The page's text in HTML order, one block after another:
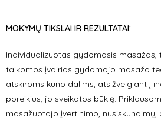
MOKYMŲ TIKSLAI IR REZULTATAI:
Individualizuotas gydomasis masažas,
taikomos įvairios gydomojo masažo
atskiroms kūno dalims, atsižvelgiant į
poreikius, jo sveikatos būklę.
masažuotojo įvertinimo,